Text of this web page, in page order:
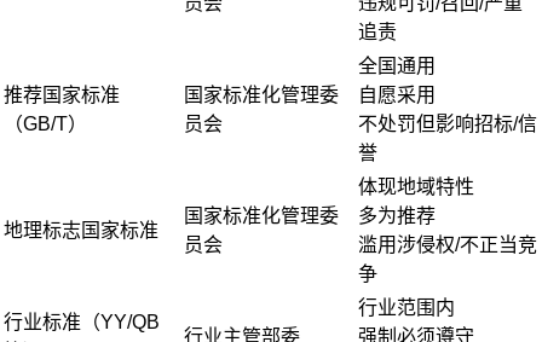
追责
推荐国家标准
（GB/T）
国家标准化管理委
员会
全国通用
自愿采用
不处罚但影响招标/信
誉
地理标志国家标准
国家标准化管理委
员会
体现地域特性
多为推荐
滥用涉侵权/不正当竞
争
行业标准（YY/QB
行业主管部委
行业范围内
强制必须遵守